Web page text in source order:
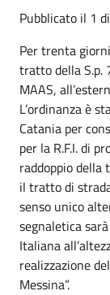
Pubblicato il 1
Per trenta
tratto della S.p.
MAAS,
L’ordinanza è
Catania per
per la R.F.I. di
raddoppio della
il tratto di
senso unico
segnaletica
Italiana
realizzazione
Messina”.